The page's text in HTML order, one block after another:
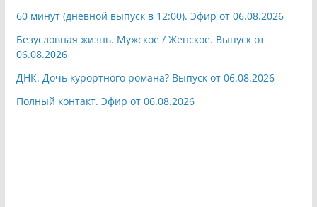
60 минут (дневной выпуск в 12:00). Эфир от 06.08.2026
Безусловная жизнь. Мужское / Женское. Выпуск от
06.08.2026
ДНК. Дочь курортного романа? Выпуск от 06.08.2026
Полный контакт. Эфир от 06.08.2026